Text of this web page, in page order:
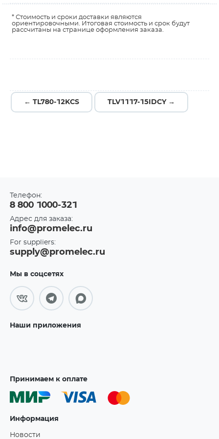
* Стоимость и сроки доставки являются
ориентировочными. Итоговая стоимость и срок будут
рассчитаны на странице оформления заказа.
← TL780-12KCS TLV1117-15IDCY →
Телефон:
8 800 1000-321
Адрес для заказа:
info@promelec.ru
For suppliers:
supply@promelec.ru
Мы в соцсетях
Наши приложения
Принимаем к оплате
Информация
Новости